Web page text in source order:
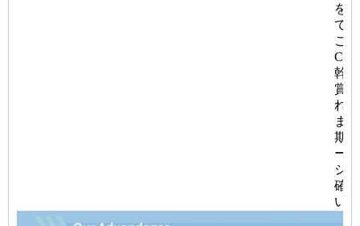
を
て
こ
幹
賞
れ
ま
期
ー
シ
確
い